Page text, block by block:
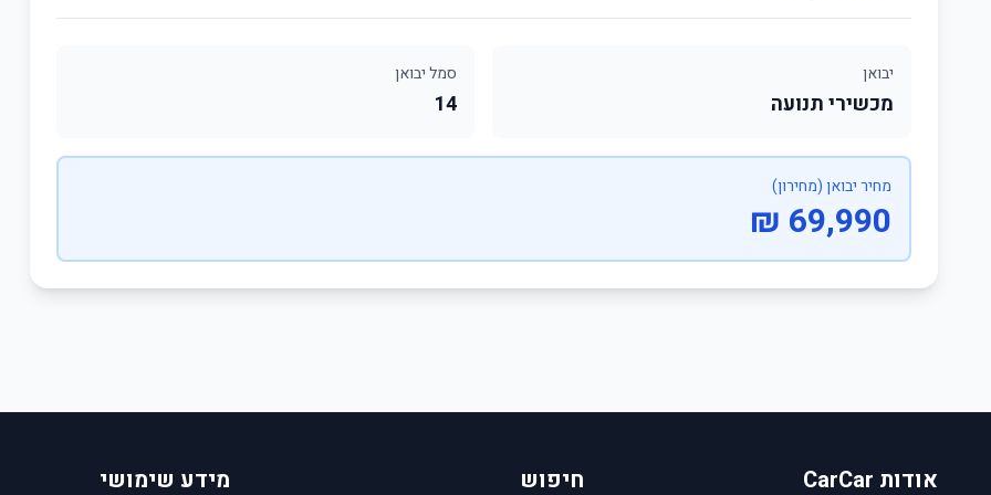
יבואן
מכשירי תנועה
סמל יבואן
14
מחיר יבואן (מחירון)
69,990 ₪
אודות CarCar חיפוש מידע שימושי